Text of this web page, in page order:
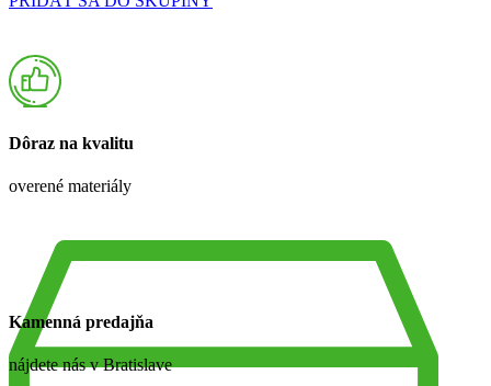
Dôraz na kvalitu
overené materiály
Kamenná predajňa
nájdete nás v Bratislave